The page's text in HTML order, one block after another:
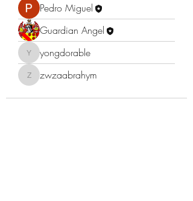
Pedro Miguel
Guardian Angel
yongdorable
yongdorable
zwzaabrahym
zwzaabrahym